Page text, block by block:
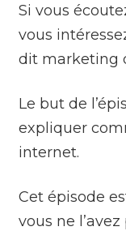
Si vous
vous
dit marketing
Le but de
expliquer
internet.
Cet épisode
vous ne